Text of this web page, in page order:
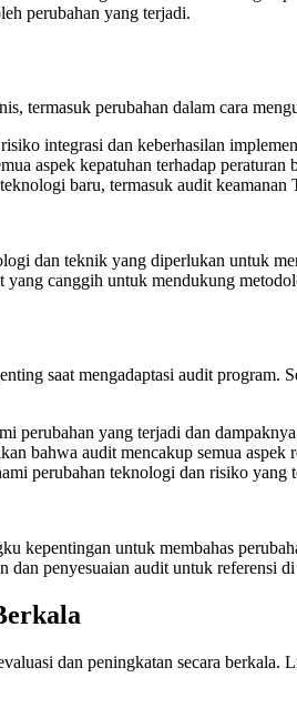
perubahan yang terjadi.
termasuk perubahan dalam cara
integrasi dan keberhasilan
aspek kepatuhan terhadap peraturan
baru, termasuk audit keamanan
dan teknik yang diperlukan untuk
yang canggih untuk mendukung
saat mengadaptasi audit
perubahan yang terjadi dan
bahwa audit mencakup semua aspek
perubahan teknologi dan risiko yang
kepentingan untuk membahas
dan penyesuaian audit untuk referensi di
dan peningkatan secara berkala.